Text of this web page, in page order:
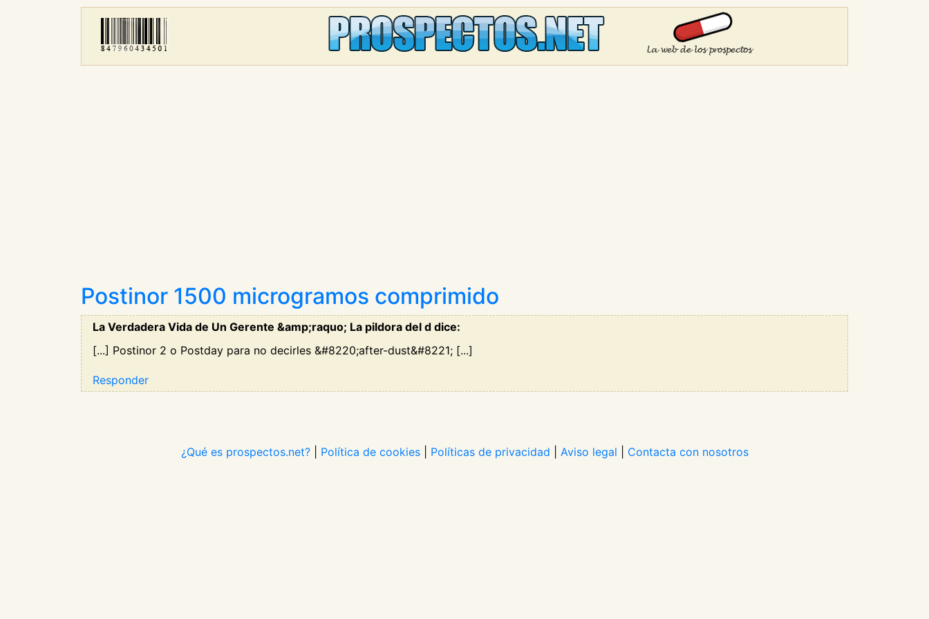
Postinor 1500 microgramos comprimido
La Verdadera Vida de Un Gerente &amp;raquo; La pildora del d dice:
[...] Postinor 2 o Postday para no decirles &#8220;after-dust&#8221; [...]
Responder
¿Qué es prospectos.net?| Política de cookies| Políticas de privacidad Aviso legal Contacta con nosotros